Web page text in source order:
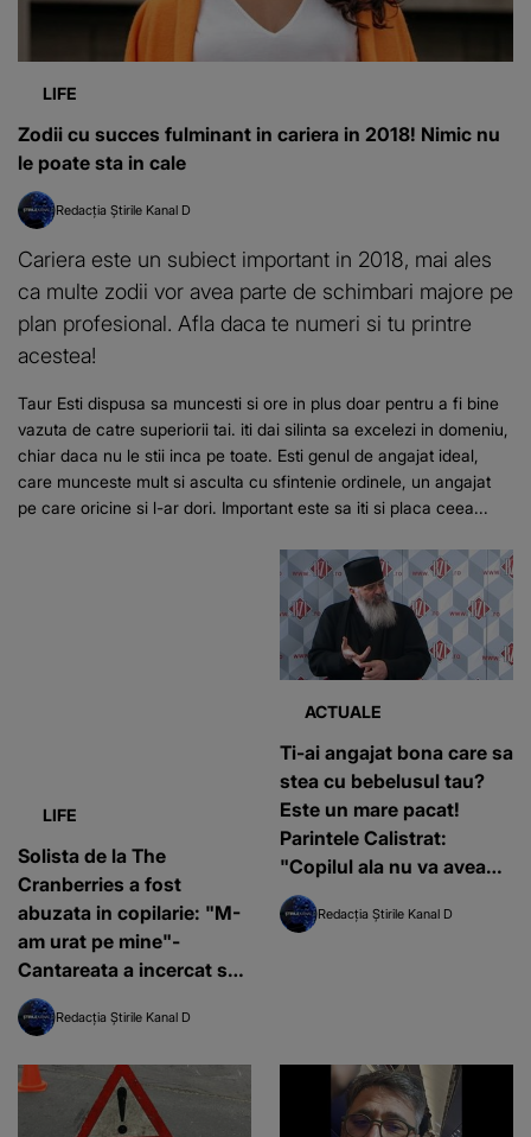
LIFE
Zodii cu succes fulminant in cariera in 2018! Nimic nu
le poate sta in cale
Redacția Știrile Kanal D
Cariera este un subiect important in 2018, mai ales
ca multe zodii vor avea parte de schimbari majore pe
plan profesional. Afla daca te numeri si tu printre
acestea!
Taur Esti dispusa sa muncesti si ore in plus doar pentru a fi bine
vazuta de catre superiorii tai. iti dai silinta sa excelezi in domeniu,
chiar daca nu le stii inca pe toate. Esti genul de angajat ideal,
care munceste mult si asculta cu sfintenie ordinele, un angajat
pe care oricine si l-ar dori. Important este sa iti si placa ceea...
abuzata in copilarie: "M-
Cantareata a incercat sa
se sinucida
Redacția Știrile Kanal D
ACTUALE
Ti-ai angajat bona care sa
stea cu bebelusul tau?
Este un mare pacat!
Parintele Calistrat:
"Copilul ala nu va avea
niciodata mama"
Redacția Știrile Kanal D
ACTUALE KANALD.RO